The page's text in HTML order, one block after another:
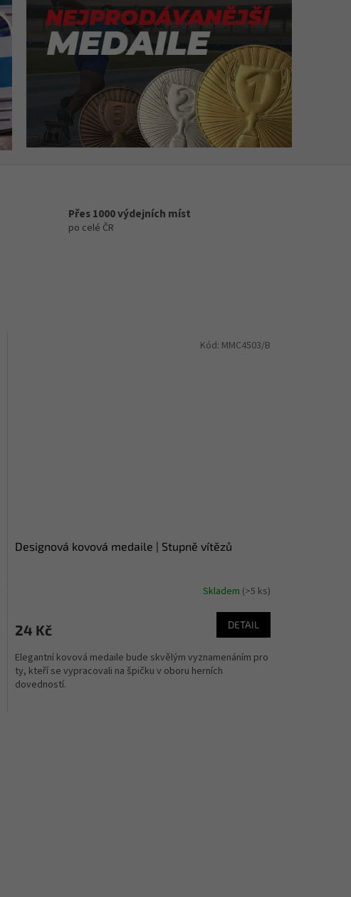
Přes 1000 výdejních míst
po celé ČR
Designová kovová medaile | Stupně vítězů
Skladem (>5 ks)
24 Kč DETAIL
Elegantní kovová medaile bude skvělým vyznamenáním pro
ty, kteří se vypracovali na špičku v oboru herních
dovedností.
Kód: MMC4503/B